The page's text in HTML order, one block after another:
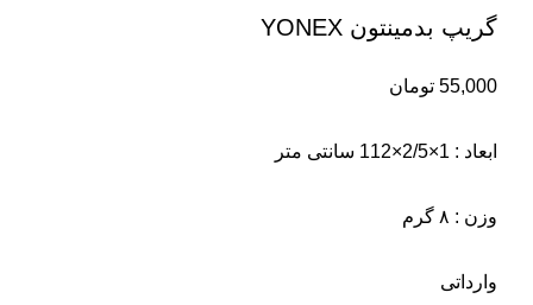
گریپ بدمینتون YONEX
55,000 تومان
ابعاد : 1×2/5×112 سانتی‌ متر
وزن : ۸ گرم
وارداتی